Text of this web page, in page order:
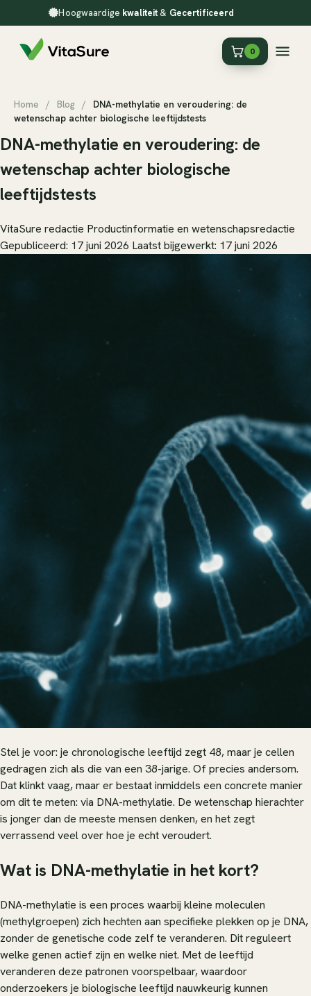
Hoogwaardige kwaliteit& Gecertificeerd
0
Home / Blog /
DNA-methylatie en veroudering: de
wetenschap achter biologische leeftijdstests
DNA-methylatie en veroudering: de
wetenschap achter biologische
leeftijdstests
VitaSure redactie Productinformatie en wetenschapsredactie
Gepubliceerd: 17 juni 2026 Laatst bijgewerkt: 17 juni 2026
Stel je voor: je chronologische leeftijd zegt 48, maar je cellen
gedragen zich als die van een 38-jarige. Of precies andersom.
Dat klinkt vaag, maar er bestaat inmiddels een concrete manier
om dit te meten: via DNA-methylatie. De wetenschap hierachter
is jonger dan de meeste mensen denken, en het zegt
verrassend veel over hoe je echt veroudert.
Wat is DNA-methylatie in het kort?
DNA-methylatie is een proces waarbij kleine moleculen
(methylgroepen) zich hechten aan specifieke plekken op je DNA,
zonder de genetische code zelf te veranderen. Dit reguleert
welke genen actief zijn en welke niet. Met de leeftijd
veranderen deze patronen voorspelbaar, waardoor
onderzoekers je biologische leeftijd nauwkeurig kunnen